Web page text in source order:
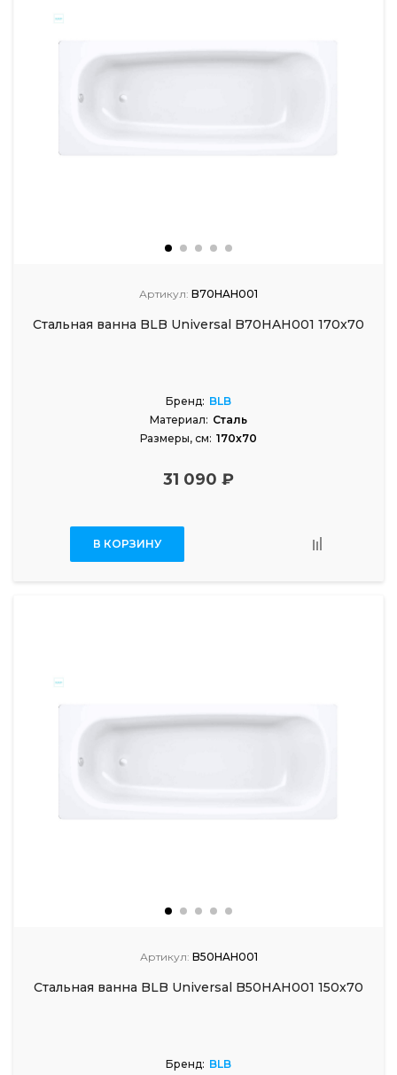
Артикул: B70HAH001
Стальная ванна BLB Universal B70HAH001 170x70
Бренд: BLB
Материал: Сталь
Размеры, см: 170x70
31 090 ₽
В КОРЗИНУ
Артикул: B50HAH001
Стальная ванна BLB Universal B50HAH001 150x70
Бренд: BLB